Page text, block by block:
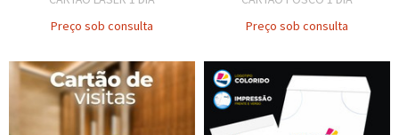
Preço sob consulta
Preço sob consulta